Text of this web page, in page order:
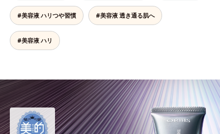
#美容液 ハリつや習慣 #美容液 透き通る肌へ
#美容液 ハリ